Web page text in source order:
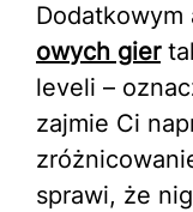
Dodatkowym
owych gier
leveli –
zajmie Ci
sprawi, że